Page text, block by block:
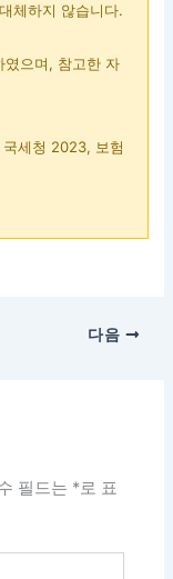
체하지 않습니다.
였으며, 참고한 자
세청 2023, 보험
다음
필드는 *로 표